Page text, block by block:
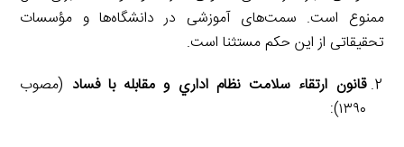
ممنوع است. سمت‌های آموزشی در دانشگاه‌ها و مؤسسات
تحقیقاتی از این حکم مستثنا است.
قانون ارتقاء سلامت نظام اداري و مقابله با فساد (مصوب
۱۳۹۰):